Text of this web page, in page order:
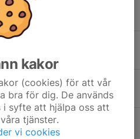
28-30/8 2026
kakor
(cookies) för att vår
bra för dig. De används
i syfte att hjälpa oss att
tjänster.
vi cookies